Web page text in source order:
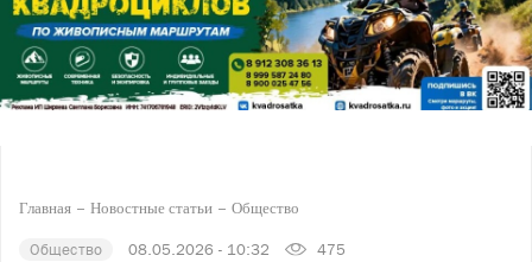
Главная Новостные статьи Общество
Общество 08.05.2026 - 10:32 475